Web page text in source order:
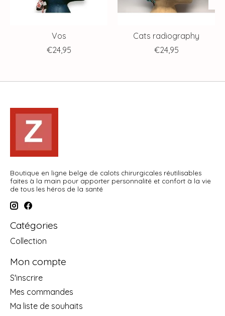
Vos
€24,95
Cats radiography
€24,95
Boutique en ligne belge de calots chirurgicales réutilisables
faites à la main pour apporter personnalité et confort à la vie
de tous les héros de la santé
Catégories
Collection
Mon compte
S'inscrire
Mes commandes
Ma liste de souhaits